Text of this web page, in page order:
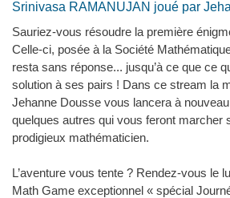
Srinivasa RAMANUJAN joué par
Sauriez-vous résoudre la première
Celle-ci, posée à la Société
resta sans réponse... jusqu’à ce que ce
solution à ses pairs ! Dans ce stream la
Jehanne Dousse vous lancera à
quelques autres qui vous feront marcher
prodigieux mathématicien.
L’aventure vous tente ? Rendez-vous le
Math Game exceptionnel « spécial